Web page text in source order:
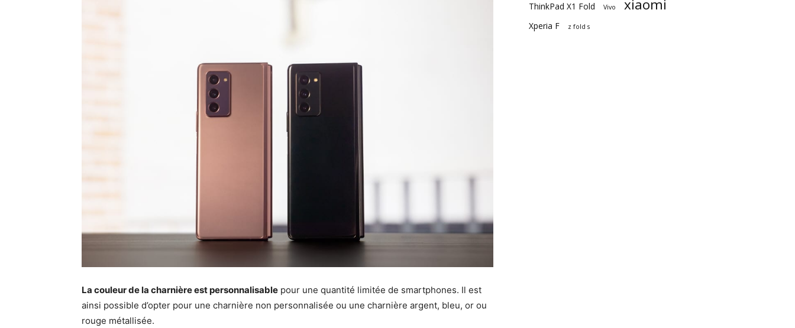
La couleur de la charnière est personnalisable pour une quantité limitée de smartphones. Il est
ainsi possible d’opter pour une charnière non personnalisée ou une charnière argent, bleu, or ou
rouge métallisée.
ThinkPad X1 Fold
Vivo xiaomi
Xperia F z fold s